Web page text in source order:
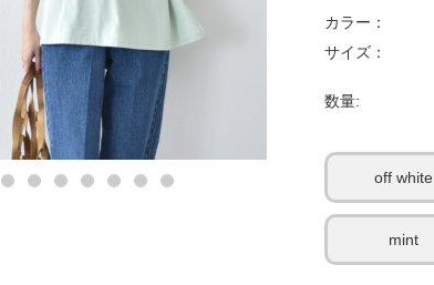
カラー：
サイズ：
数量:
off white
mint